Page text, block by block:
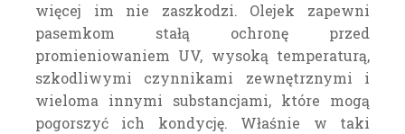
więcej im nie zaszkodzi. Olejek zapewni
pasemkom stałą ochronę przed
promieniowaniem UV, wysoką temperaturą,
szkodliwymi czynnikami zewnętrznymi i
wieloma innymi substancjami, które mogą
pogorszyć ich kondycję. Właśnie w taki